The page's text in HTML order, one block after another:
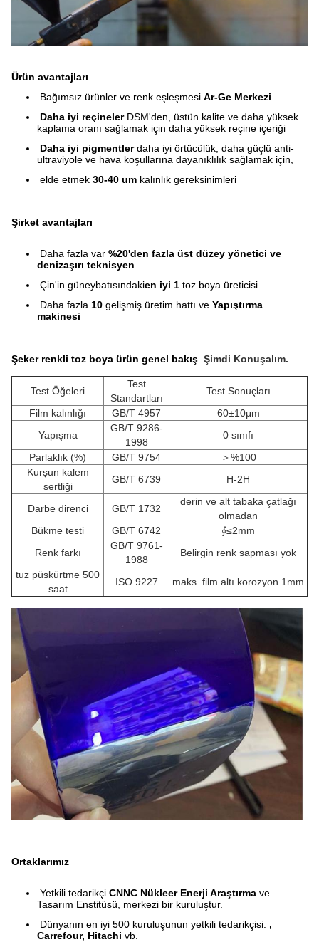
Ürün avantajları
Bağımsız ürünler ve renk eşleşmesi Ar-Ge Merkezi
Daha iyi reçineler DSM'den, üstün kalite ve daha yüksek
kaplama oranı sağlamak için daha yüksek reçine içeriği
Daha iyi pigmentlerdaha iyi örtücülük, daha güçlü anti-
ultraviyole ve hava koşullarına dayanıklılık sağlamak için,
elde etmek 30-40 um kalınlık gereksinimleri
Şirket avantajları
Daha fazla var %20'den fazla üst düzey yönetici ve
denizaşırı teknisyen
Çin'in güneybatısındakien iyi 1 toz boya üreticisi
Daha fazla 10 gelişmiş üretim hattı ve Yapıştırma
makinesi
Şeker renkli toz boya ürün genel bakış Şimdi Konuşalım.
Test Öğeleri
Test
Standartları
Test Sonuçları
Film kalınlığı
GB/T 4957
60±10μm
Yapışma
GB/T 9286-
1998
0 sınıfı
Parlaklık (%)
GB/T 9754
＞%100
Kurşun kalem
sertliği
GB/T 6739 H-2H
Darbe direnci GB/T 1732
derin ve alt tabaka çatlağı
olmadan
Bükme testi
GB/T 6742
∮≤2mm
Renk farkı
GB/T 9761-
1988
Belirgin renk sapması yok
tuz püskürtme 500
saat
ISO 9227 maks. film altı korozyon 1mm
Ortaklarımız
Yetkili tedarikçi CNNC Nükleer Enerji Araştırma ve
Tasarım Enstitüsü, merkezi bir kuruluştur.
Dünyanın en iyi 500 kuruluşunun yetkili tedarikçisi: ,
Carrefour, Hitachi vb.